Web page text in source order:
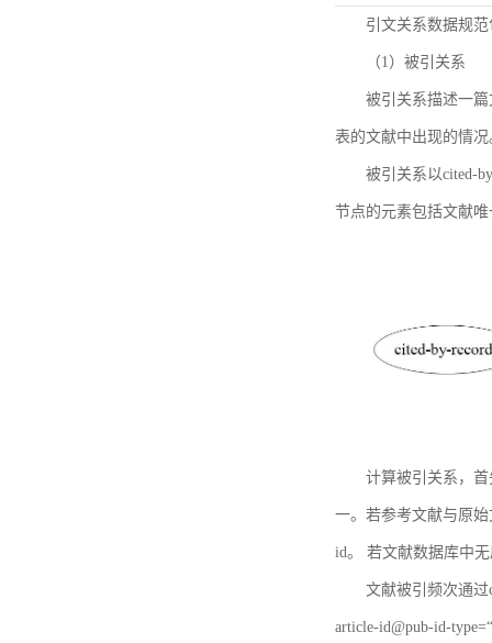
引文关系数据规
（1）被引关系
被引关系描述一
表的文献中出现的情况
被引关系以cited-
节点的元素包括文献
计算被引关系，
一。若参考文献与原
id。 若文献数据库中
文献被引频次通
article-id@pub-id-